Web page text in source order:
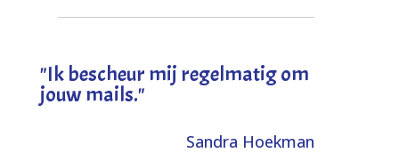
"Ik bescheur mij regelmatig om
jouw mails."
Sandra Hoekman